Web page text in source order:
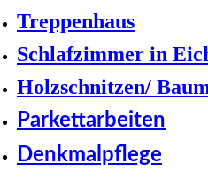
Treppenhaus
Schlafzimmer in
Holzschnitzen/
Parkettarbeiten
Denkmalpflege